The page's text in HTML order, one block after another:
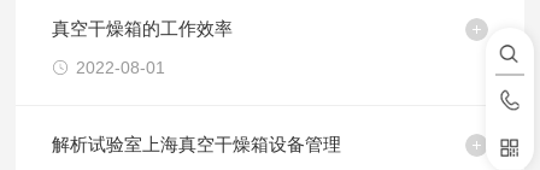
真空干燥箱的工作效率
2022-08-01
解析试验室上海真空干燥箱设备管理